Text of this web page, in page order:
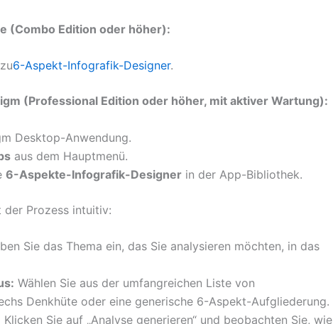
(Combo Edition oder höher):
6-Aspekt-Infografik-Designer.
(Professional Edition oder höher, mit aktiver Wartung):
Desktop-Anwendung.
aus dem Hauptmenü.
6-Aspekte-Infografik-Designer in der App-Bibliothek.
Prozess intuitiv:
Sie das Thema ein, das Sie analysieren möchten, in das
Wählen Sie aus der umfangreichen Liste von
Denkhüte oder eine generische 6-Aspekt-Aufgliederung.
Klicken Sie auf „Analyse generieren“ und beobachten Sie, wie